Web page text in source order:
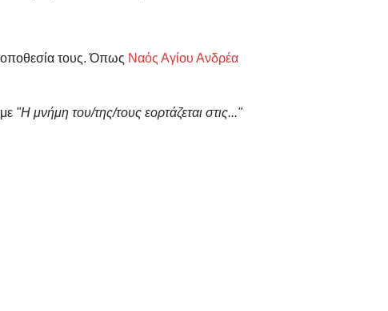
τους. Όπως Ναός Αγίου Ανδρέα
"Η μνήμη του/της/τους εορτάζεται στις..."